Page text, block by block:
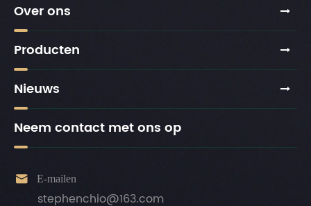
Over ons
Producten
Nieuws
Neem contact met ons op
 E-mailen
stephenchio@163.com